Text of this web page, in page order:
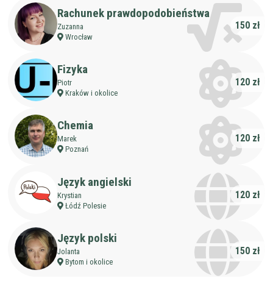
Zakres nauczania
Nauczanie przedszkolne
Szkoła podstawowa
Liceum
Przygotowania do matury
Przygotowania do studiów
Dorośli
Miejsce korepetycji
u ucznia
u korepetytora
online
Wykształcenie
korepetytora
Doświadczenie
korepetytora
Staż korepetytora lat
Wiek korepetytora
Płeć korepetytora
bez znaczenia
Rachunek prawdopodobieństwa
Zuzanna
Wrocław
150 zł
Fizyka
Piotr
Kraków i okolice
120 zł
Chemia
Marek
Poznań
120 zł
Język angielski
Krystian
Łódź Polesie
120 zł
Język polski
Jolanta
Bytom i okolice
150 zł